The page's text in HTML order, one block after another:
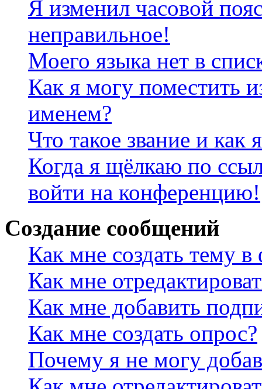
Я изменил часовой
неправильное!
Моего языка нет в
Как я могу поместить
именем?
Что такое звание и как
Когда я щёлкаю по
войти на конференцию!
Создание сообщений
Как мне создать тему
Как мне
Как мне добавить
Как мне создать опрос?
Почему я не могу